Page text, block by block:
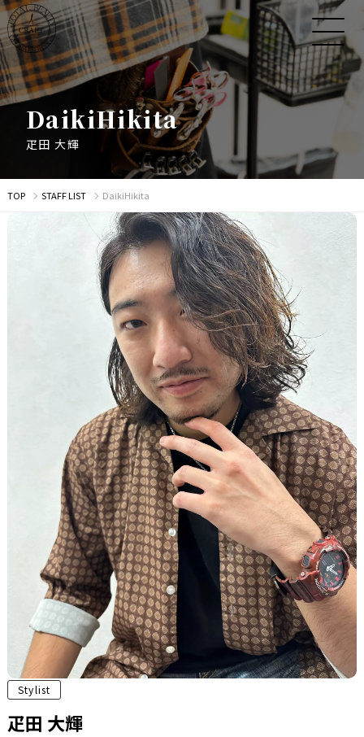
DaikiHikita
疋田 大輝
TOP STAFF LIST DaikiHikita
Stylist
疋田 大輝